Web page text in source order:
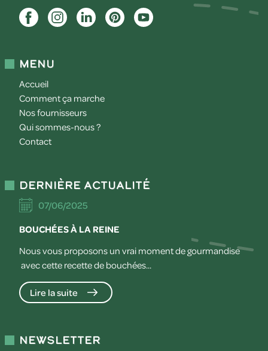
Menu
Accueil
Comment ça marche
Nos fournisseurs
Qui sommes-nous ?
Contact
Dernière actualité
07/06/2025
BOUCHÉES À LA REINE
Nous vous proposons un vrai moment de gourmandise
avec cette recette de bouchées...
Lire la suite
Newsletter